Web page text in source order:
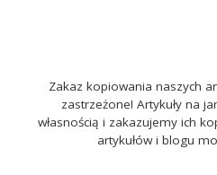
Zakaz kopiowania naszych
zastrzeżone! Artykuły na
własnością i zakazujemy ich
artykułów i blogu